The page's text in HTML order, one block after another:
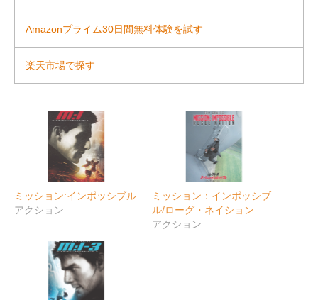
Amazonプライム30日間無料体験を試す
楽天市場で探す
ミッション:インポッシブル
アクション
ミッション：インポッシブ
ル/ローグ・ネイション
アクション